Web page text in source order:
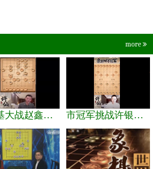
more
郭中基大战赵鑫鑫，许银川激情讲解 市冠军挑战许银川，急进中兵变化真激烈！